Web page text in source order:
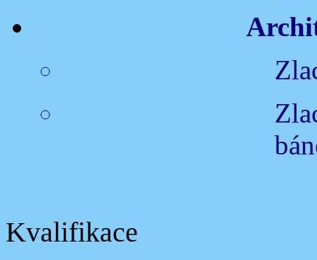
Kvalifikace